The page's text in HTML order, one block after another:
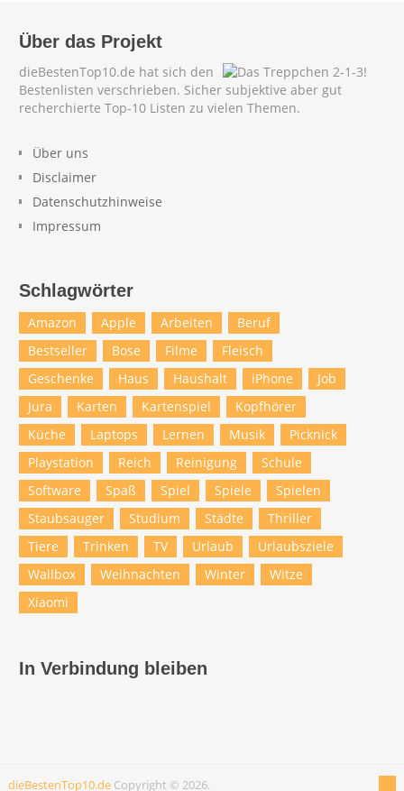
Über das Projekt
dieBestenTop10.de hat sich den
Bestenlisten verschrieben. Sicher subjektive aber gut
recherchierte Top-10 Listen zu vielen Themen.
Über uns
Disclaimer
Datenschutzhinweise
Impressum
Schlagwörter
Amazon Apple Arbeiten
Beruf
Bestseller
Bose Filme
Fleisch
Geschenke
Haus Haushalt iPhone
Job
Jura
Karten Kartenspiel
Kopfhörer
Küche
Laptops Lernen Musik
Picknick
Playstation
Reich Reinigung
Schule
Software
Spaß Spiel Spiele
Spielen
Staubsauger
Studium Städte
Thriller
Tiere
Trinken TV Urlaub
Urlaubsziele
Wallbox
Weihnachten Winter
Witze
Xiaomi
In Verbindung bleiben
dieBestenTop10.deCopyright © 2026.